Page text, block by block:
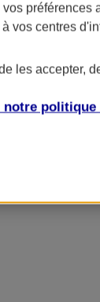
préférences
vos centres
les accepter,
notre politique